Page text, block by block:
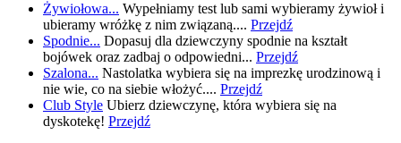
Żywiołowa... Wypełniamy test lub sami wybieramy żywioł i
ubieramy wróżkę z nim związaną.... Przejdź
Spodnie... Dopasuj dla dziewczyny spodnie na kształt
bojówek oraz zadbaj o odpowiedni... Przejdź
Szalona... Nastolatka wybiera się na imprezkę urodzinową i
nie wie, co na siebie włożyć.... Przejdź
Club Style Ubierz dziewczynę, która wybiera się na
dyskotekę! Przejdź